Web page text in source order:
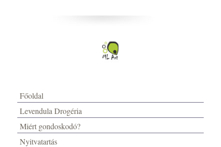
Főoldal
Levendula Drogéria
Miért gondoskodó?
Nyitvatartás